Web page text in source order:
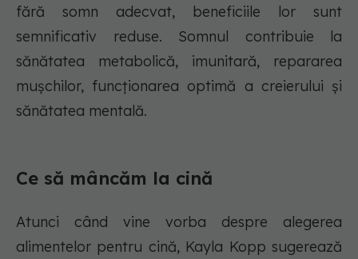
fără somn adecvat, beneficiile lor sunt
semnificativ reduse. Somnul contribuie la
sănătatea metabolică, imunitară, repararea
mușchilor, funcționarea optimă a creierului și
sănătatea mentală.
Ce să mâncăm la cină
Atunci când vine vorba despre alegerea
alimentelor pentru cină, Kayla Kopp sugerează